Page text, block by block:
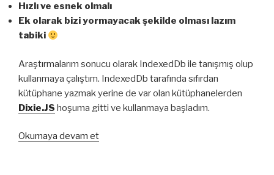
Hızlı ve esnek olmalı
Ek olarak bizi yormayacak şekilde olması lazım
tabiki
Araştırmalarım sonucu olarak IndexedDb ile tanışmış olup
kullanmaya çalıştım. IndexedDb tarafında sıfırdan
kütüphane yazmak yerine de var olan kütüphanelerden
Dixie.JS hoşuma gitti ve kullanmaya başladım.
Okumaya devam et“IndexedDb